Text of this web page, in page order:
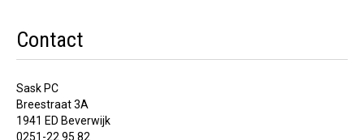
Contact
Sask PC
Breestraat 3A
1941 ED Beverwijk
0251-22 95 82